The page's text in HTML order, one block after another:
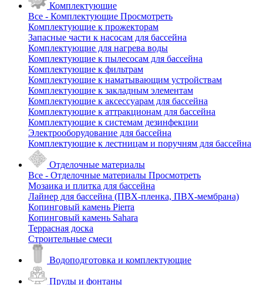
Комплектующие
Все - Комплектующие Просмотреть
Комплектующие к прожекторам
Запасные части к насосам для бассейна
Комплектующие для нагрева воды
Комплектующие к пылесосам для бассейна
Комплектующие к фильтрам
Комплектующие к наматывающим устройствам
Комплектующие к закладным элементам
Комплектующие к аксессуарам для бассейна
Комплектующие к аттракционам для бассейна
Комплектующие к системам дезинфекции
Электрооборудование для бассейна
Комплектующие к лестницам и поручням для бассейна
Отделочные материалы
Все - Отделочные материалы Просмотреть
Мозаика и плитка для бассейна
Лайнер для бассейна (ПВХ-пленка, ПВХ-мембрана)
Копинговый камень Pierra
Копинговый камень Sahara
Террасная доска
Строительные смеси
Водоподготовка и комплектующие
Пруды и фонтаны